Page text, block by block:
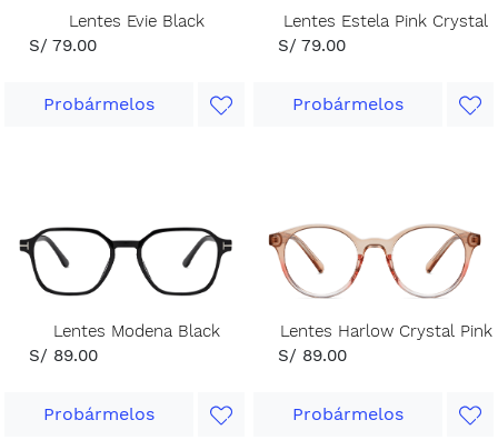
Lentes Evie Black
S/ 79.00
Probármelos
Lentes Estela Pink Crystal
S/ 79.00
Probármelos
Lentes Modena Black
S/ 89.00
Probármelos
Lentes Harlow Crystal Pink
S/ 89.00
Probármelos